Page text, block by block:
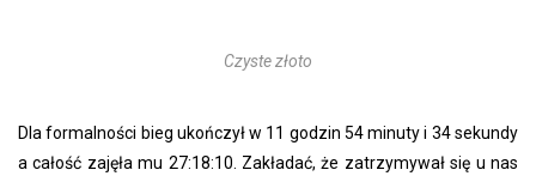
Czyste złoto
Dla formalności bieg ukończył w 11 godzin 54 minuty i 34 sekundy
a całość zajęła mu 27:18:10. Zakładać, że zatrzymywał się u nas